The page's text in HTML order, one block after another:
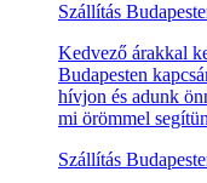
Szállítás
Kedvező árakkal
Budapesten
hívjon és adunk
mi örömmel
Szállítás